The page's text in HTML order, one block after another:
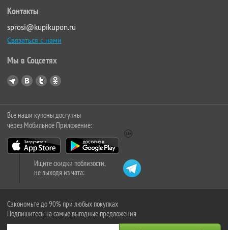
Контакты
sprosi@kupikupon.ru
Связаться с нами
Мы в Соцсетях
Все наши купоны доступны
через Мобильное Приложение:
Ищите скидки поблизости,
не выходя из чата:
Сэкономьте до 90% при любых покупках
Подпишитесь на самые выгодные предложения